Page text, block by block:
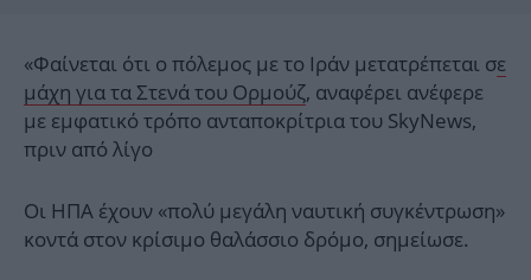
«Φαίνεται ότι ο πόλεμος με το Ιράν μετατρέπεται σε
μάχη για τα Στενά του Ορμούζ, αναφέρει ανέφερε
με εμφατικό τρόπο ανταποκρίτρια του SkyNews,
πριν από λίγο
Οι ΗΠΑ έχουν «πολύ μεγάλη ναυτική συγκέντρωση»
κοντά στον κρίσιμο θαλάσσιο δρόμο, σημείωσε.